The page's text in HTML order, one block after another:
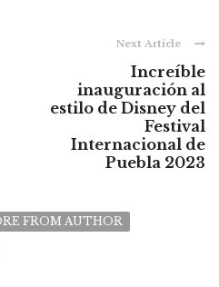
Next Article
Increíble
inauguración al
estilo de Disney del
Festival
Internacional de
Puebla 2023
FROM AUTHOR